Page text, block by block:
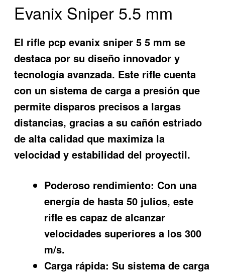
Evanix Sniper 5.5 mm
El rifle pcp evanix sniper 5 5 mm se
destaca por su diseño innovador y
tecnología avanzada. Este rifle cuenta
con un sistema de carga a presión que
permite disparos precisos a largas
distancias, gracias a su cañón estriado
de alta calidad que maximiza la
velocidad y estabilidad del proyectil.
Poderoso rendimiento: Con una
energía de hasta 50 julios, este
rifle es capaz de alcanzar
velocidades superiores a los 300
m/s.
Carga rápida: Su sistema de carga